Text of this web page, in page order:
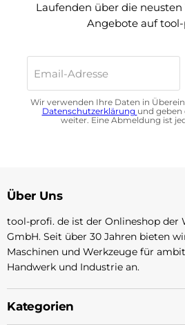
Laufenden über die neusten
Angebote auf
Email-Adresse
Wir verwenden Ihre Daten in
Datenschutzerklärung und geben
weiter. Eine Abmeldung ist
Über Uns
tool-profi. de ist der Onlineshop der
GmbH. Seit über 30 Jahren bieten
Maschinen und Werkzeuge für
Handwerk und Industrie an.
Kategorien